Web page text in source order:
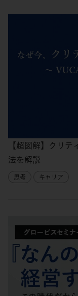
【超図解】クリ
法を解説
思考 キャリア